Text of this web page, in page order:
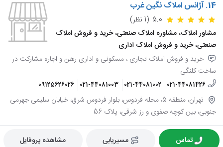
14. آژانس املاک نگین غرب
5.0 (1 نظر)
مشاور املاک، مشاوره املاک صنعتی، خرید و فروش املاک
صنعتی، خرید و فروش املاک اداری
خرید و فروش املاک تجاری ، مسکونی و اداری رهن و اجاره مشارکت در
ساخت کلنگی
021-44081426
021-44081002
021-44081003
09125626026
تهران، منطقه 5، محله فردوس، بلوار فردوس شرق، خیابان سلیمی جهرمی
جنوبی، بین کوچه صفوی و رز شرقی، پلاک 56
تماس مسیریابی مشاهده پروفایل